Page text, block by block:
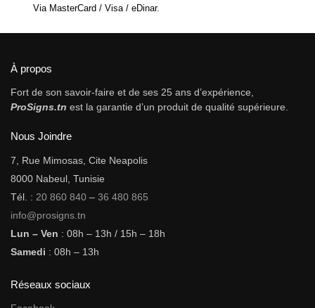
Via MasterCard / Visa / eDinar.
À propos
Fort de son savoir-faire et de ses 25 ans d’expérience,
ProSigns.tn est la garantie d’un produit de qualité supérieure.
Nous Joindre
7, Rue Mimosas, Cite Neapolis
8000 Nabeul, Tunisie
Tél. : 20 860 840 – 36 480 865
info@prosigns.tn
Lun – Ven : 08h – 13h / 15h – 18h
Samedi : 08h – 13h
Réseaux sociaux